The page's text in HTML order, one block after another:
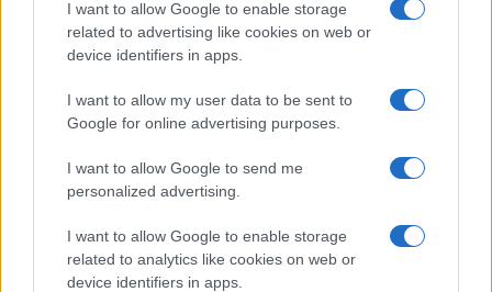
I want to allow Google to enable storage
related to advertising like cookies on web or
device identifiers in apps.
I want to allow my user data to be sent to
Google for online advertising purposes.
I want to allow Google to send me
personalized advertising.
I want to allow Google to enable storage
related to analytics like cookies on web or
device identifiers in apps.
Pasquale Griesi, coordinatore nazionale per i
reparti mobili Fsp Polizia di Stato – Protetti dai
raggiungono aMalpensala corsia di rullaggio,
pilota a far sbarcare unmarocchino
espulsionedal territorio italiano”.
Franco Lodige, 21 marzo 2024